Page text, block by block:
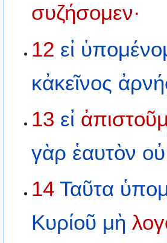
συζήσομεν·
12 εἰ
κἀκεῖνος
13 εἰ
γὰρ ἑαυτὸν οὐ
14 Ταῦτα
Κυρίοῦ μὴ